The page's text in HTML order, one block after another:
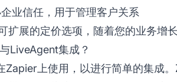
业信任，用于管理客户关系
扩展的定价选项，随着您的业务增
LiveAgent集成？
Zapier上使用，以进行简单的集成